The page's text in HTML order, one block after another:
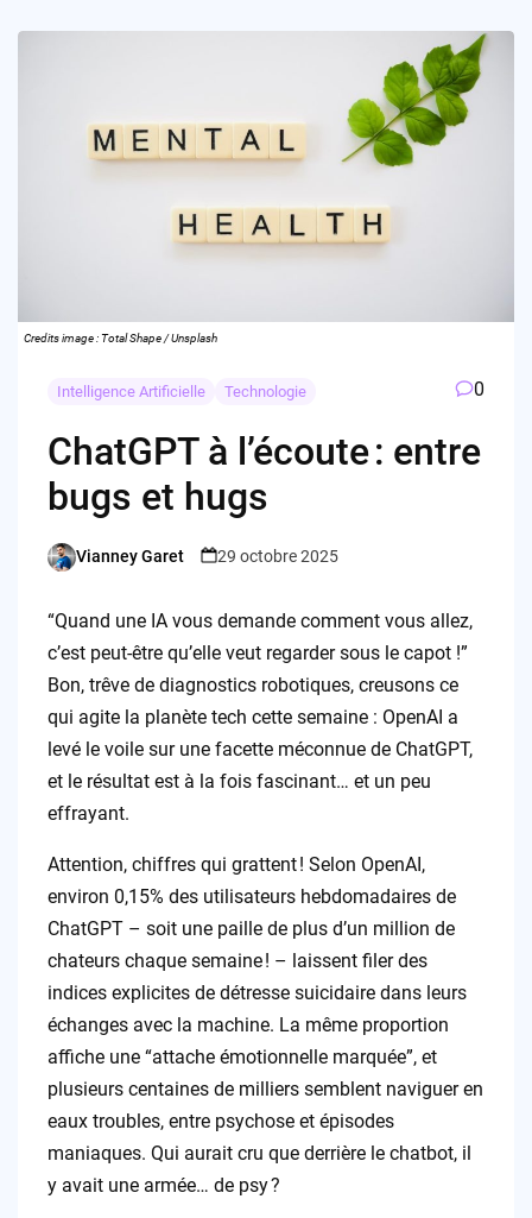
Credits image : Total Shape / Unsplash
Intelligence Artificielle Technologie 0
ChatGPT à l’écoute : entre
bugs et hugs
Posted
Vianney Garet 29 octobre 2025
“Quand une IA vous demande comment vous allez,
c’est peut-être qu’elle veut regarder sous le capot !”
Bon, trêve de diagnostics robotiques, creusons ce
qui agite la planète tech cette semaine : OpenAI a
levé le voile sur une facette méconnue de ChatGPT,
et le résultat est à la fois fascinant… et un peu
effrayant.
Attention, chiffres qui grattent ! Selon OpenAI,
environ 0,15% des utilisateurs hebdomadaires de
ChatGPT – soit une paille de plus d’un million de
chateurs chaque semaine ! – laissent filer des
indices explicites de détresse suicidaire dans leurs
échanges avec la machine. La même proportion
affiche une “attache émotionnelle marquée”, et
plusieurs centaines de milliers semblent naviguer en
eaux troubles, entre psychose et épisodes
maniaques. Qui aurait cru que derrière le chatbot, il
y avait une armée… de psy ?